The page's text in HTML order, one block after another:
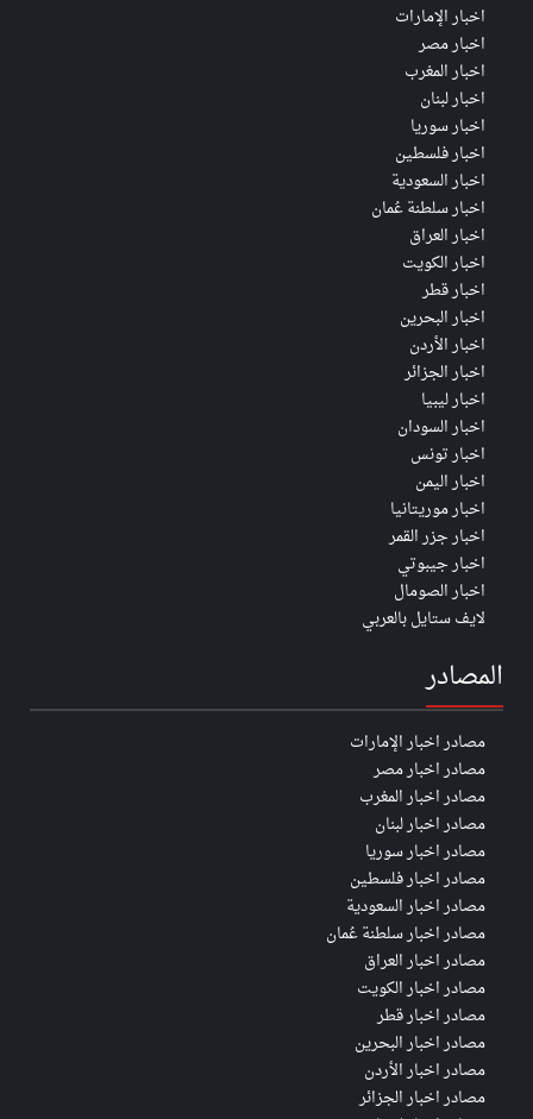
اخبار الإمارات
اخبار مصر
اخبار المغرب
اخبار لبنان
اخبار سوريا
اخبار فلسطين
اخبار السعودية
اخبار سلطنة عُمان
اخبار العراق
اخبار الكويت
اخبار قطر
اخبار البحرين
اخبار الأردن
اخبار الجزائر
اخبار ليبيا
اخبار السودان
اخبار تونس
اخبار اليمن
اخبار موريتانيا
اخبار جزر القمر
اخبار جيبوتي
اخبار الصومال
لايف ستايل بالعربي
المصادر
مصادر اخبار الإمارات
مصادر اخبار مصر
مصادر اخبار المغرب
مصادر اخبار لبنان
مصادر اخبار سوريا
مصادر اخبار فلسطين
مصادر اخبار السعودية
مصادر اخبار سلطنة عُمان
مصادر اخبار العراق
مصادر اخبار الكويت
مصادر اخبار قطر
مصادر اخبار البحرين
مصادر اخبار الأردن
مصادر اخبار الجزائر